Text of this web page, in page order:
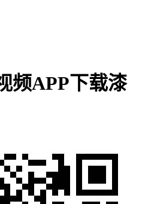
频APP下载漆